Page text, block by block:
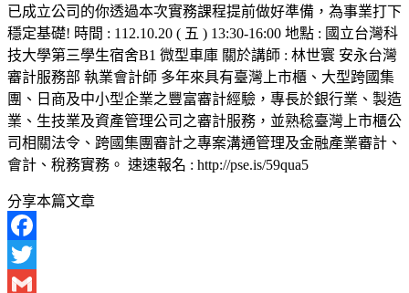
已成立公司的你透過本次實務課程提前做好準備，為事業打下
穩定基礎! 時間 : 112.10.20 ( 五 ) 13:30-16:00 地點 : 國立台灣科
技大學第三學生宿舍B1 微型車庫 關於講師 : 林世寰 安永台灣
審計服務部 執業會計師 多年來具有臺灣上市櫃、大型跨國集
團、日商及中小型企業之豐富審計經驗，專長於銀行業、製造
業、生技業及資產管理公司之審計服務，並熟稔臺灣上市櫃公
司相關法令、跨國集團審計之專案溝通管理及金融產業審計、
會計、稅務實務。 速速報名 : http://pse.is/59qua5
分享本篇文章
Facebook
Twitter